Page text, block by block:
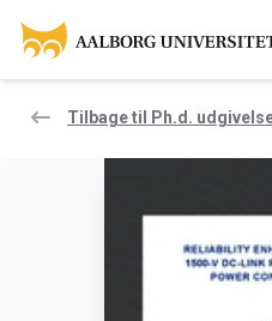
Tilbage til Ph.d.